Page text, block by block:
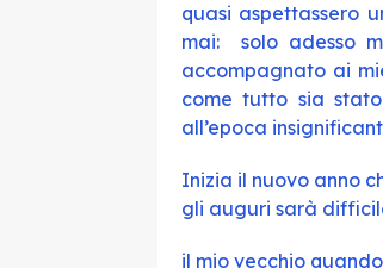
quasi aspettassero
mai: solo adesso
accompagnato ai
come tutto sia
all’epoca
Inizia il nuovo anno
gli auguri sarà
il mio vecchio